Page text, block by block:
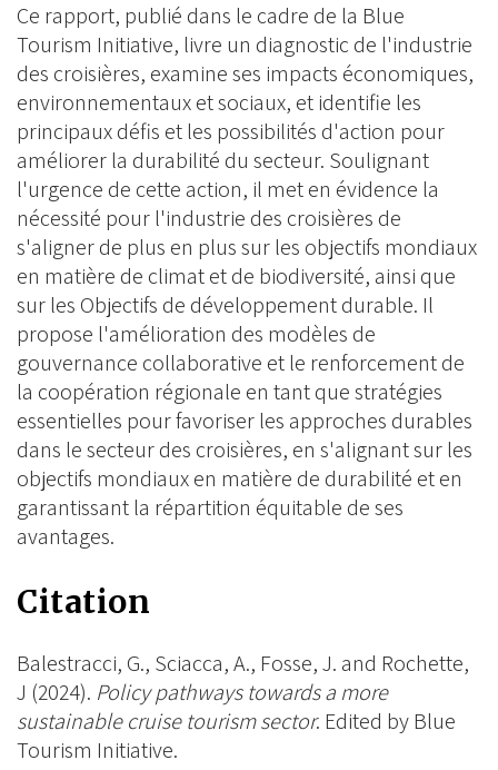
Ce rapport, publié dans le cadre de la Blue
Tourism Initiative, livre un diagnostic de l'industrie
des croisières, examine ses impacts économiques,
environnementaux et sociaux, et identifie les
principaux défis et les possibilités d'action pour
améliorer la durabilité du secteur. Soulignant
l'urgence de cette action, il met en évidence la
nécessité pour l'industrie des croisières de
s'aligner de plus en plus sur les objectifs mondiaux
en matière de climat et de biodiversité, ainsi que
sur les Objectifs de développement durable. Il
propose l'amélioration des modèles de
gouvernance collaborative et le renforcement de
la coopération régionale en tant que stratégies
essentielles pour favoriser les approches durables
dans le secteur des croisières, en s'alignant sur les
objectifs mondiaux en matière de durabilité et en
garantissant la répartition équitable de ses
avantages.
Citation
Balestracci, G., Sciacca, A., Fosse, J. and Rochette,
J (2024). Policy pathways towards a more
sustainable cruise tourism sector. Edited by Blue
Tourism Initiative.